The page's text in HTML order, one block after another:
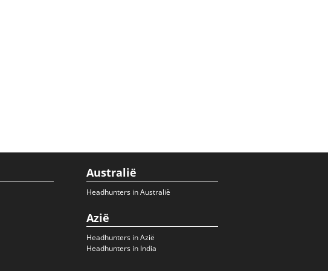
Australië
Headhunters in Australië
Azië
Headhunters in Azië
Headhunters in India